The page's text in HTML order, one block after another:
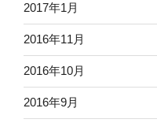
2017年1月
2016年11月
2016年10月
2016年9月